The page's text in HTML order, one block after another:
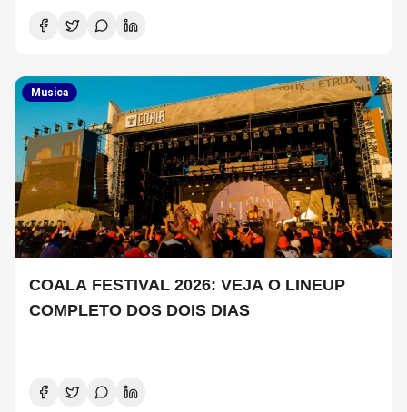
Musica
COALA FESTIVAL 2026: VEJA O LINEUP
COMPLETO DOS DOIS DIAS